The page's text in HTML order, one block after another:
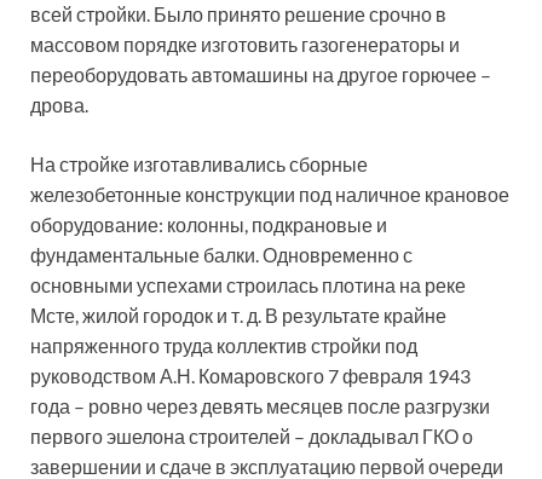
всей стройки. Было принято решение срочно в
массовом порядке изготовить газогенераторы и
переоборудовать автомашины на другое горючее –
дрова.
На стройке изготавливались сборные
железобетонные конструкции под наличное крановое
оборудование: колонны, подкрановые и
фундаментальные балки. Одновременно с
основными успехами строилась плотина на реке
Мсте, жилой городок и т. д. В результате крайне
напряженного труда коллектив стройки под
руководством А.Н. Комаровского 7 февраля 1943
года – ровно через девять месяцев после разгрузки
первого эшелона строителей – докладывал ГКО о
завершении и сдаче в эксплуатацию первой очереди